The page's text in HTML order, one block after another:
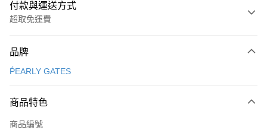
付款與運送方式
超取免運費
信用卡一次付款
LINE Pay
Apple Pay
品牌
ṔEARLY GATES
商品特色
商品編號